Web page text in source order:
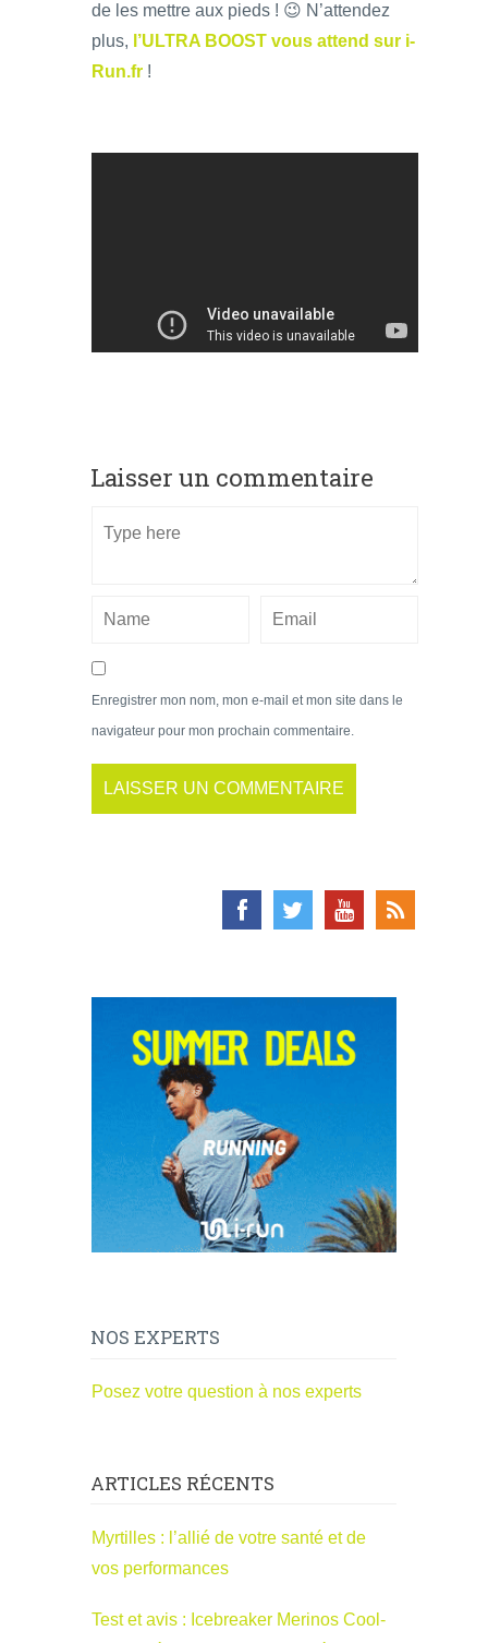
de les mettre aux pieds ! 😉 N’attendez
plus, l’ULTRA BOOST vous attend sur i-
Run.fr !
Laisser un commentaire
Enregistrer mon nom, mon e-mail et mon site dans le
navigateur pour mon prochain commentaire.
NOS EXPERTS
Posez votre question à nos experts
ARTICLES RÉCENTS
Myrtilles : l’allié de votre santé et de
vos performances
Test et avis : Icebreaker Merinos Cool-